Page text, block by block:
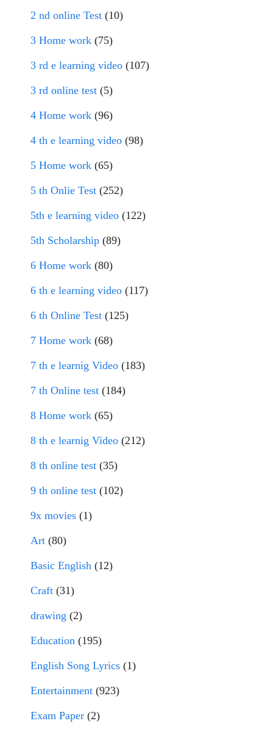
2 nd online Test (10)
3 Home work (75)
3 rd e learning video (107)
3 rd online test (5)
4 Home work (96)
4 th e learning video (98)
5 Home work (65)
5 th Onlie Test (252)
5th e learning video (122)
5th Scholarship (89)
6 Home work (80)
6 th e learning video (117)
6 th Online Test (125)
7 Home work (68)
7 th e learnig Video (183)
7 th Online test (184)
8 Home work (65)
8 th e learnig Video (212)
8 th online test (35)
9 th online test (102)
9x movies (1)
Art (80)
Basic English (12)
Craft (31)
drawing (2)
Education (195)
English Song Lyrics (1)
Entertainment (923)
Exam Paper (2)